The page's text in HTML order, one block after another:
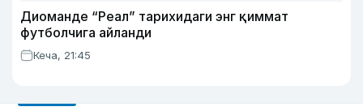
Диоманде “Реал” тарихидаги энг қиммат
футболчига айланди
Кеча, 21:45